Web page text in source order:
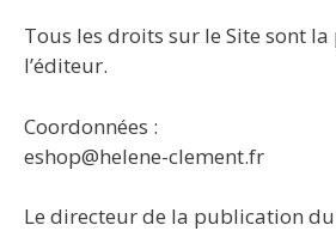
Tous les droits sur le Site sont
l’éditeur.
Coordonnées :
eshop@helene-clement.fr
Le directeur de la publication du